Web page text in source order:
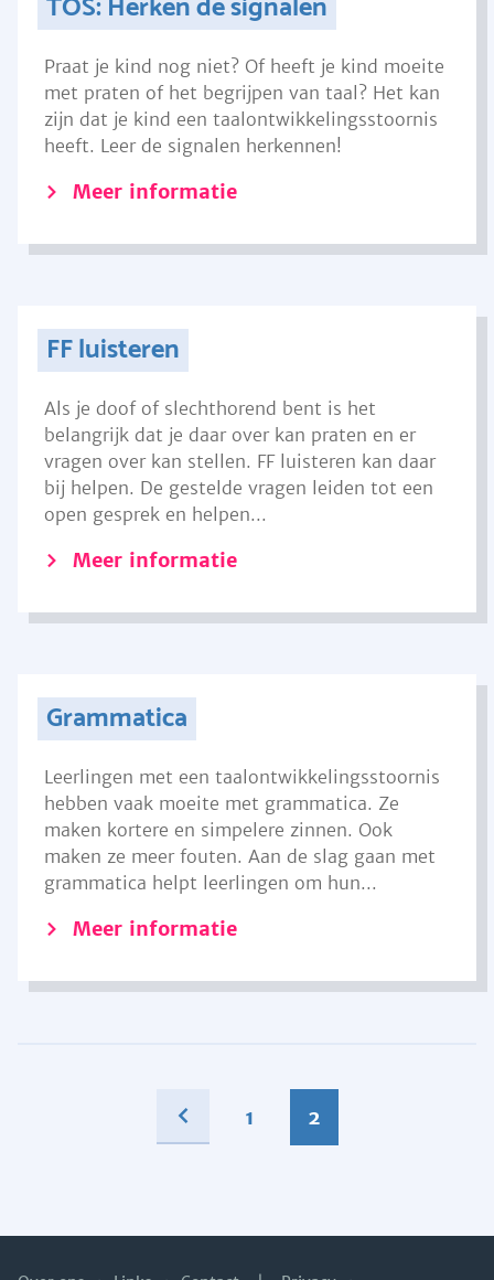
Praat je kind nog niet? Of heeft je kind moeite
met praten of het begrijpen van taal? Het kan
zijn dat je kind een taalontwikkelingsstoornis
heeft. Leer de signalen herkennen!
Meer informatie
FF luisteren
Als je doof of slechthorend bent is het
belangrijk dat je daar over kan praten en er
vragen over kan stellen. FF luisteren kan daar
bij helpen. De gestelde vragen leiden tot een
open gesprek en helpen...
Meer informatie
Grammatica
Leerlingen met een taalontwikkelingsstoornis
hebben vaak moeite met grammatica. Ze
maken kortere en simpelere zinnen. Ook
maken ze meer fouten. Aan de slag gaan met
grammatica helpt leerlingen om hun...
Meer informatie
1 2